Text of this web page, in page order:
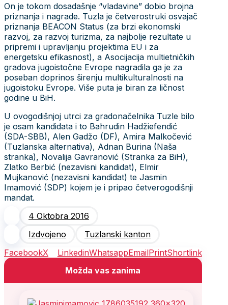
On je tokom dosadašnje “vladavine” dobio brojna
priznanja i nagrade. Tuzla je četverostruki osvajač
priznanja BEACON Status (za brzi ekonomski
razvoj, za razvoj turizma, za najbolje rezultate u
pripremi i upravljanju projektima EU i za
energetsku efikasnost), a Asocijacija multietničkih
gradova jugoistočne Evrope nagradila ga je za
poseban doprinos širenju multikulturalnosti na
jugoistoku Evrope. Više puta je biran za ličnost
godine u BiH.
U ovogodišnjoj utrci za gradonačelnika Tuzle bilo
je osam kandidata i to Bahrudin Hadžiefendić
(SDA-SBB), Alen Gadžo (DF), Amira Malkočević
(Tuzlanska alternativa), Adnan Burina (Naša
stranka), Novalija Gavranović (Stranka za BiH),
Zlatko Berbić (nezavisni kandidat), Elmir
Mujkanović (nezavisni kandidat) te Jasmin
Imamović (SDP) kojem je i pripao četverogodišnji
mandat.
4 Oktobra 2016
Izdvojeno
Tuzlanski kanton
FacebookX LinkedinWhatsappEmailPrintShortlink
Možda vas zanima